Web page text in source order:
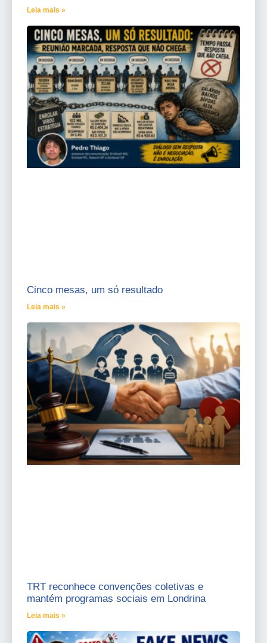
Leia mais »
Cinco mesas, um só resultado
Leia mais »
TRT reconhece convenções coletivas e
mantém programas sociais em Londrina
Leia mais »